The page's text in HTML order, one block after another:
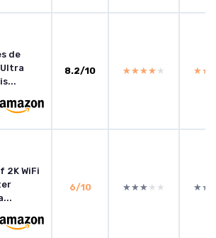
de
8.2/10 ★★★★★
★★★★★
2K WiFi
6/10 ★★★★★
★★★★★